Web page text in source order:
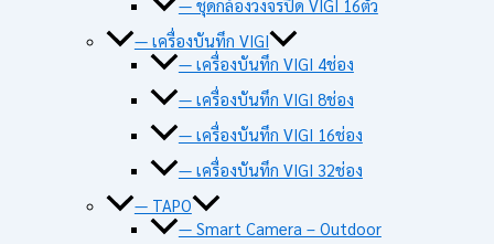
— ชุดกล้องวงจรปิด VIGI 16ตัว
— เครื่องบันทึก VIGI
— เครื่องบันทึก VIGI 4ช่อง
— เครื่องบันทึก VIGI 8ช่อง
— เครื่องบันทึก VIGI 16ช่อง
— เครื่องบันทึก VIGI 32ช่อง
— TAPO
— Smart Camera – Outdoor